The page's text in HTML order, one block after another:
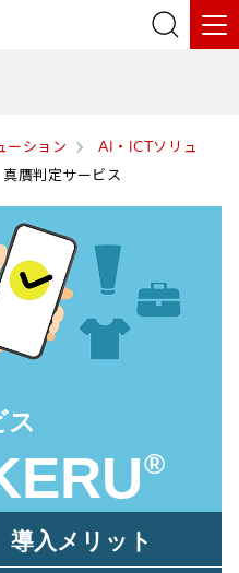
ーション
AI・ICTソリュ
真贋判定サービス
ス
®
導入メリット